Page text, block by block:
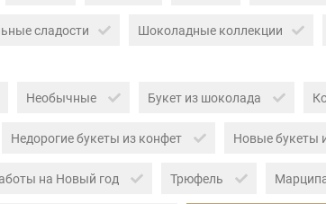
сладости Шоколадные коллекции
Необычные Букет из шоколада
Недорогие букеты из конфет Новые букеты
на Новый год Трюфель